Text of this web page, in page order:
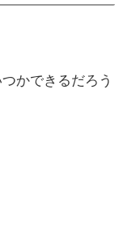
かできるだろう